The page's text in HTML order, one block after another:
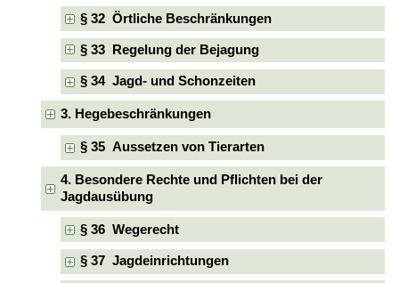
§ 32 Örtliche Beschränkungen
§ 33 Regelung der Bejagung
§ 34 Jagd- und Schonzeiten
3. Hegebeschränkungen
§ 35 Aussetzen von Tierarten
4. Besondere Rechte und Pflichten bei der
Jagdausübung
§ 36 Wegerecht
§ 37 Jagdeinrichtungen